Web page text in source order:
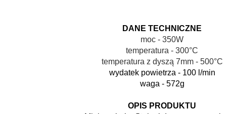
DANE TECHNICZNE
moc - 350W
temperatura - 300°C
temperatura z dyszą 7mm - 500°C
wydatek powietrza - 100 l/min
waga - 572g
OPIS PRODUKTU